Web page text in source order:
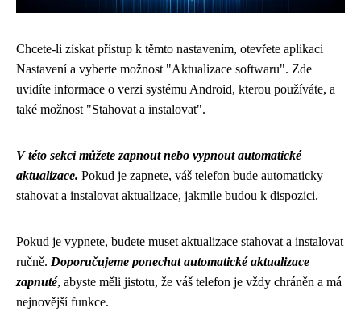
Chcete-li získat přístup k těmto nastavením, otevřete aplikaci
Nastavení a vyberte možnost "Aktualizace softwaru". Zde
uvidíte informace o verzi systému Android, kterou používáte, a
také možnost "Stahovat a instalovat".
V této sekci můžete zapnout nebo vypnout automatické
aktualizace. Pokud je zapnete, váš telefon bude automaticky
stahovat a instalovat aktualizace, jakmile budou k dispozici.
Pokud je vypnete, budete muset aktualizace stahovat a instalovat
ručně. Doporučujeme ponechat automatické aktualizace
zapnuté, abyste měli jistotu, že váš telefon je vždy chráněn a má
nejnovější funkce.